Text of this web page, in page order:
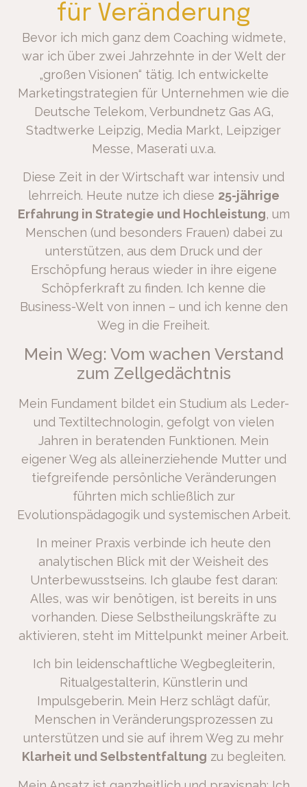
für Veränderung
Bevor ich mich ganz dem Coaching widmete,
war ich über zwei Jahrzehnte in der Welt der
„großen Visionen“ tätig. Ich entwickelte
Marketingstrategien für Unternehmen wie die
Deutsche Telekom, Verbundnetz Gas AG,
Stadtwerke Leipzig, Media Markt, Leipziger
Messe, Maserati u.v.a.
Diese Zeit in der Wirtschaft war intensiv und
lehrreich. Heute nutze ich diese 25-jährige
Erfahrung in Strategie und Hochleistung, um
Menschen (und besonders Frauen) dabei zu
unterstützen, aus dem Druck und der
Erschöpfung heraus wieder in ihre eigene
Schöpferkraft zu finden. Ich kenne die
Business-Welt von innen – und ich kenne den
Weg in die Freiheit.
Mein Weg: Vom wachen Verstand
zum Zellgedächtnis
Mein Fundament bildet ein Studium als Leder-
und Textiltechnologin, gefolgt von vielen
Jahren in beratenden Funktionen. Mein
eigener Weg als alleinerziehende Mutter und
tiefgreifende persönliche Veränderungen
führten mich schließlich zur
Evolutionspädagogik und systemischen Arbeit.
In meiner Praxis verbinde ich heute den
analytischen Blick mit der Weisheit des
Unterbewusstseins. Ich glaube fest daran:
Alles, was wir benötigen, ist bereits in uns
vorhanden. Diese Selbstheilungskräfte zu
aktivieren, steht im Mittelpunkt meiner Arbeit.
Ich bin leidenschaftliche Wegbegleiterin,
Ritualgestalterin, Künstlerin und
Impulsgeberin. Mein Herz schlägt dafür,
Menschen in Veränderungsprozessen zu
unterstützen und sie auf ihrem Weg zu mehr
Klarheit und Selbstentfaltung zu begleiten.